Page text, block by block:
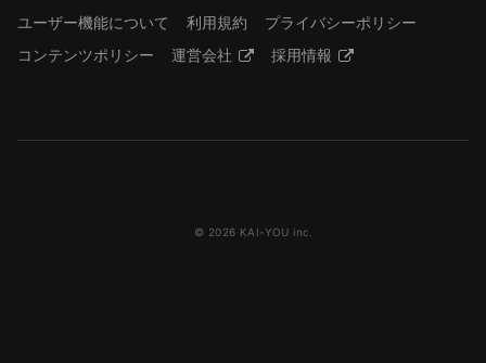
ユーザー機能について
利用規約
プライバシーポリシー
コンテンツポリシー
運営会社 採用情報
© 2026 KAI-YOU inc.